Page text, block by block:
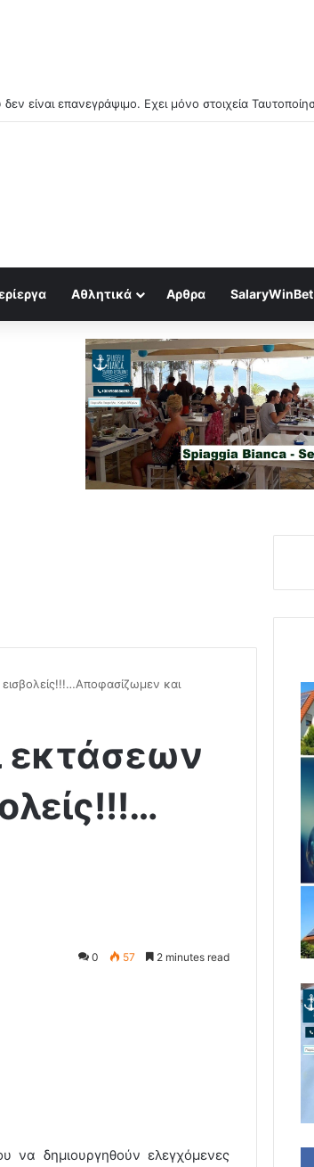
Αθλητικά Αρθρα SalaryWinBet
και
εκτάσεων
0 57 2 minutes read
να δημιουργηθούν ελεγχόμενες